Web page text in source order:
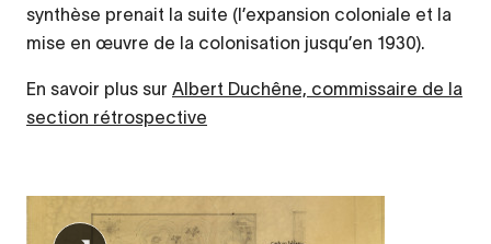
synthèse prenait la suite (l’expansion coloniale et la
mise en œuvre de la colonisation jusqu’en 1930).
En savoir plus sur Albert Duchêne, commissaire de la
section rétrospective